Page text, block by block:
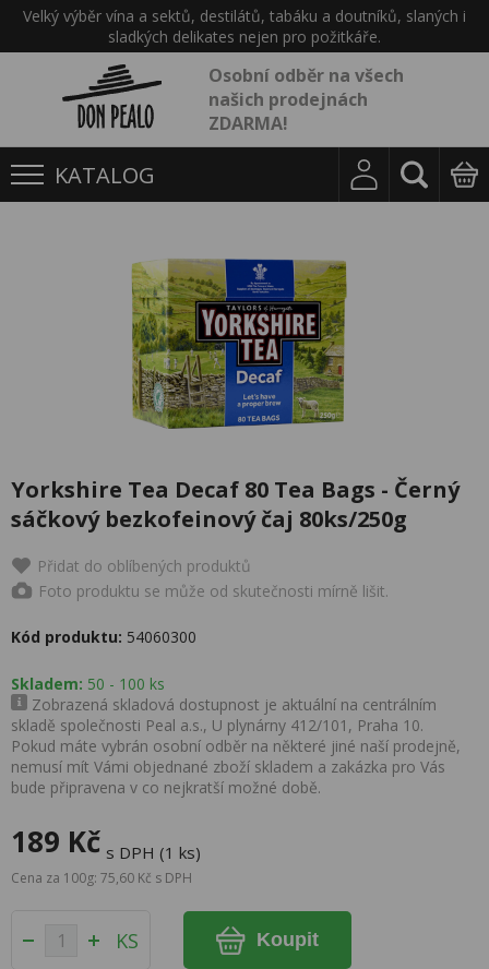
Velký výběr vína a sektů, destilátů, tabáku a doutníků, slaných i
sladkých delikates nejen pro požitkáře.
Osobní odběr na všech
našich prodejnách
ZDARMA!
KATALOG
Yorkshire Tea Decaf 80 Tea Bags - Černý
sáčkový bezkofeinový čaj 80ks/250g
Přidat do oblíbených produktů
Foto produktu se může od skutečnosti mírně lišit.
Kód produktu: 54060300
Skladem: 50 - 100 ks
Zobrazená skladová dostupnost je aktuální na centrálním
skladě společnosti Peal a.s., U plynárny 412/101, Praha 10.
Pokud máte vybrán osobní odběr na některé jiné naší prodejně,
nemusí mít Vámi objednané zboží skladem a zakázka pro Vás
bude připravena v co nejkratší možné době.
189 Kč s DPH (1 ks)
Cena za 100g: 75,60 Kč s DPH
KS Koupit